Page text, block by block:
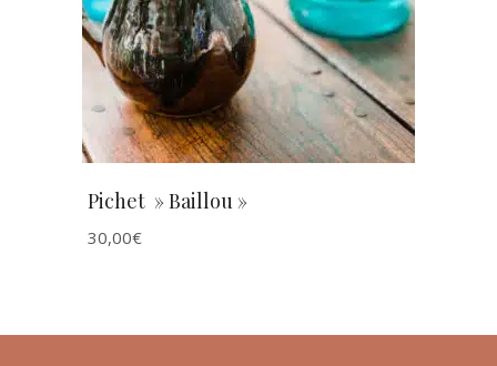
Pichet » Baillou »
30,00€